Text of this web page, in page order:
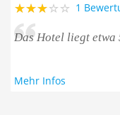
1
Das Hotel liegt etwa
Mehr Infos